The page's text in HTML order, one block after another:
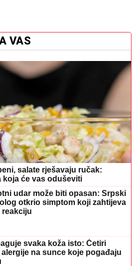
VAS
salate rješavaju ručak:
koja će vas oduševiti
udar može biti opasan: Srpski
otkrio simptom koji zahtijeva
reakciju
svaka koža isto: Četiri
na sunce koje pogađaju